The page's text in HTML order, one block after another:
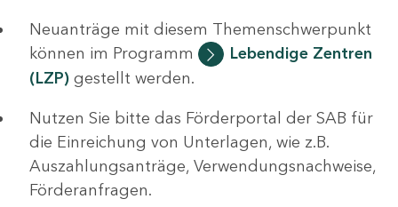
Neuanträge mit diesem Themenschwerpunkt
können im Programm
Lebendige Zentren
(LZP) gestellt werden.
Nutzen Sie bitte das Förderportal der SAB für
die Einreichung von Unterlagen, wie z.B.
Auszahlungsanträge, Verwendungsnachweise,
Förderanfragen.